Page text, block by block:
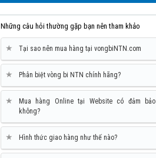
Những câu hỏi thường gặp bạn nên tham khảo
★ Tại sao nên mua hàng tại vongbiNTN.com
★ Phân biệt vòng bi NTN chính hãng?
★
Mua hàng Online tại Website có đảm bảo
không?
★ Hình thức giao hàng như thế nào?